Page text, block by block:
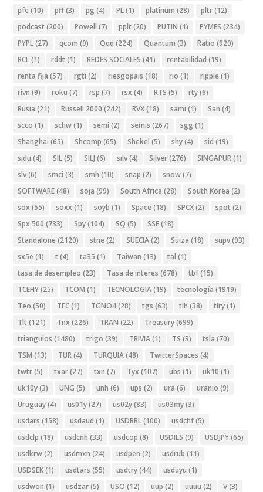
pfe (10) pff(3) pg (4) PL(1) platinum (28) pltr(12)
podcast (200) Powell (7) pplt (20) PUTIN (1) PYMES (234)
PYPL(27) qcom (9) Qqq (224) Quantum (3) Ratio (920)
RCL(1) rddt (1) REDES SOCIALES (41) rentabilidad (19)
renta fija (57) rgti (2) riesgopais (18) rio (1) ripple (1)
rivn (9) roku (7) rsp (7) rsx (4) RTS (5) rty(6)
Rusia (21) Russell 2000 (242) RVX(18) sami (1) San (4)
scco (1) schw(1) semi (2) semis (267) sgg (1)
Shanghai (65) Shcomp (65) Shekel (5) shy(4) sid (19)
sidu (4) SIL(5) SILJ (6) silv(4) Silver(276) SINGAPUR(1)
slv(6) smci (3) smh (10) snap (2) snow(7)
SOFTWARE(48) soja (99) South Africa (28) South Korea (2)
sox (55) soxx (1) soyb (1) Space (18) SPCX(2) spot (2)
Spx 500 (733) Spy(104) SQ (5) SSE(18)
Standalone (2120) stne (2) SUECIA(2) Suiza (18) supv(93)
sx5e (1) t (4) ta35 (1) Taiwan (13) tal (1)
tasa de desempleo (23) Tasa de interes (678) tbf(15)
TCEHY(25) TCOM (1) TECNOLOGIA(19) tecnología (1919)
Teo (50) TFC(1) TGNO4(28) tgs (63) tlh (38) tlry(1)
Tlt (121) Tnx (226) TRAN (22) Treasury(699)
triangulos (1480) trigo (39) TRIVIA(1) TS (3) tsla (70)
TSM (13) TUR(4) TURQUIA(48) TwitterSpaces (4)
twtr(5) txar(27) txn (7) Tyx (107) ubs (1) uk10 (1)
uk10y(3) UNG (5) unh (6) ups (2) ura (6) uranio (9)
Uruguay(4) us01y(27) us02y(83) us03my(3)
usdars (158) usdaud (1) USDBRL(100) usdchf(5)
usdclp (18) usdcnh (33) usdcop (8) USDILS (9) USDJPY(65)
usdkrw(2) usdmxn (24) usdpen (2) usdrub (11)
USDSEK(1) usdtars (55) usdtry(44) usduyu (1)
usdwon (1) usdzar(5) USO (12) uup (2) uuuu (2) V(3)